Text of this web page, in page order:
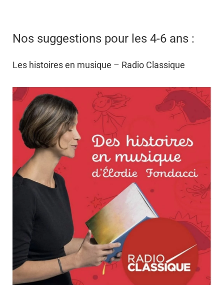
Nos suggestions pour les 4-6 ans :
Les histoires en musique – Radio Classique